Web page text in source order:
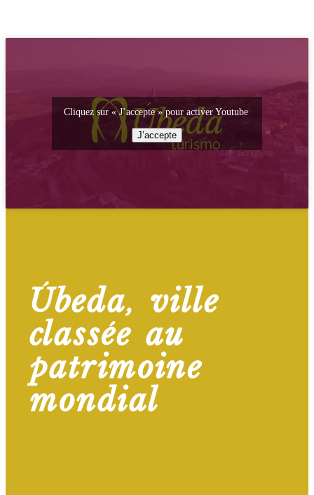
Cliquez sur « J’accepte » pour activer Youtube
J’accepte
Úbeda, ville
classée au
patrimoine
mondial